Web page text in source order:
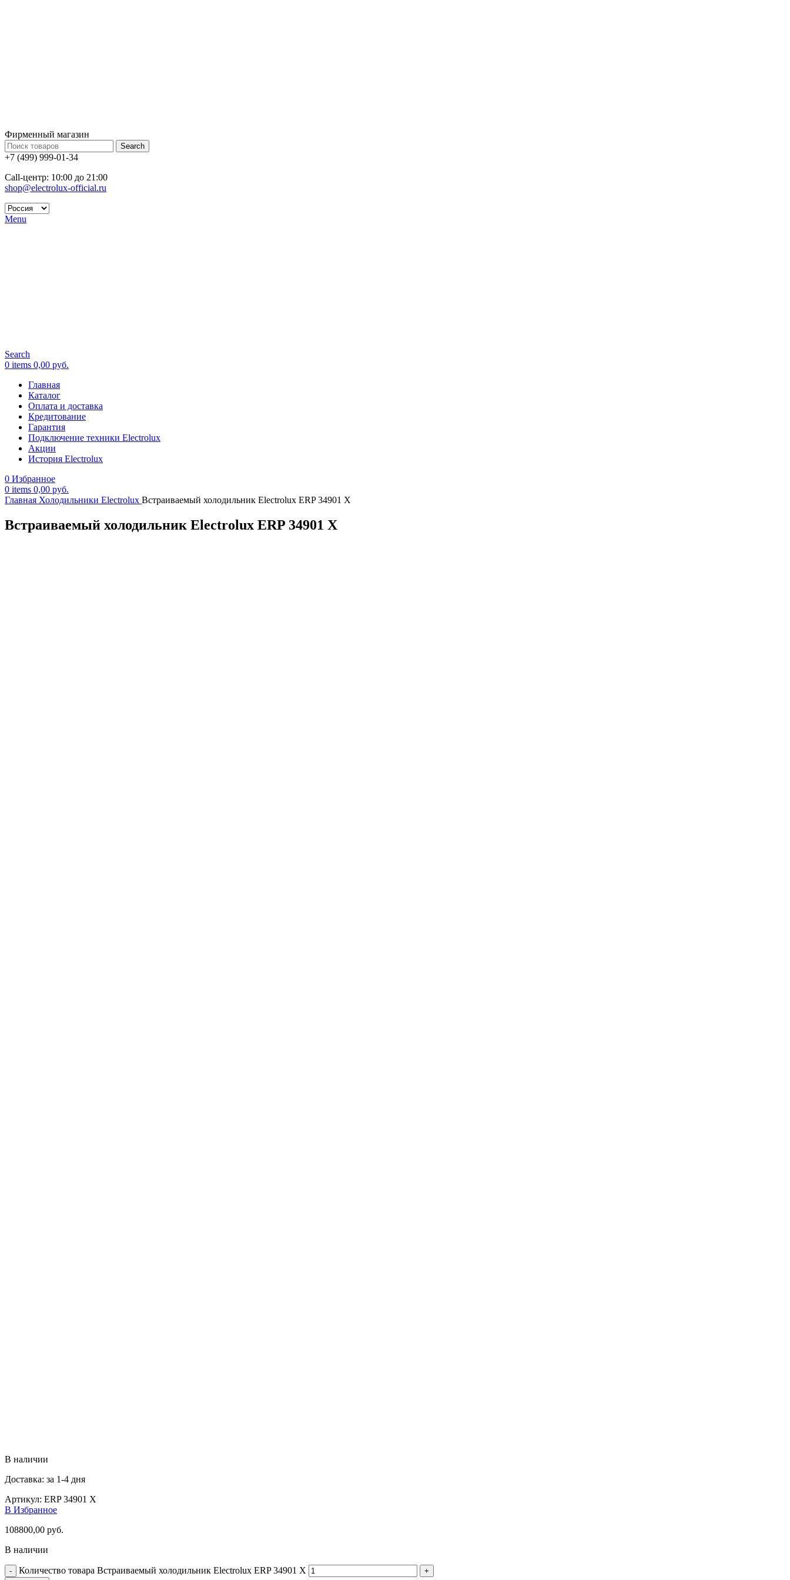
Фирменный магазин
Search
+7 (499) 999-01-34
Call-центр: 10:00 до 21:00
shop@electrolux-official.ru
Menu
Search
0 items 0,00 руб.
Главная
Каталог
Оплата и доставка
Кредитование
Гарантия
Подключение техники Electrolux
Акции
История Electrolux
0 Избранное
0 items 0,00 руб.
Главная Холодильники Electrolux Встраиваемый холодильник Electrolux ERP 34901 X
Встраиваемый холодильник Electrolux ERP 34901 X
В наличии
Доставка: за 1-4 дня
Артикул: ERP 34901 X
В Избранное
108800,00 руб.
В наличии
Количество товара Встраиваемый холодильник Electrolux ERP 34901 X